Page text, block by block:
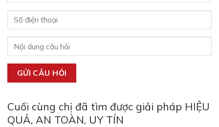
Cuối cùng chị đã tìm được giải pháp HIỆU
QUẢ, AN TOÀN, UY TÍN